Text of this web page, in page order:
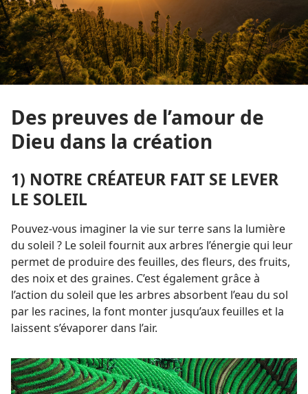
Des preuves de l’amour de
Dieu dans la création
1) NOTRE CRÉATEUR FAIT SE LEVER
LE SOLEIL
Pouvez-​vous imaginer la vie sur terre sans la lumière
du soleil ? Le soleil fournit aux arbres l’énergie qui leur
permet de produire des feuilles, des fleurs, des fruits,
des noix et des graines. C’est également grâce à
l’action du soleil que les arbres absorbent l’eau du sol
par les racines, la font monter jusqu’aux feuilles et la
laissent s’évaporer dans l’air.